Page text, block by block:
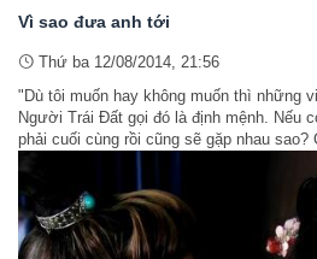
Vì sao đưa anh tới
Thứ ba 12/08/2014, 21:56
"Dù tôi muốn hay không muốn thì những
Người Trái Đất gọi đó là định mệnh. Nếu
phải cuối cùng rồi cũng sẽ gặp nhau sao?